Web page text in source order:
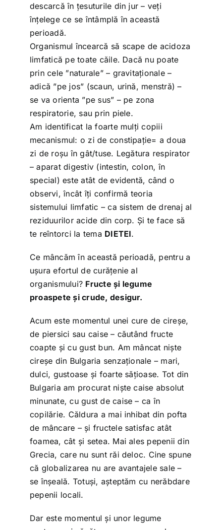
descarcă în țesuturile din jur – veți
înțelege ce se întâmplă în această
perioadă.
Organismul încearcă să scape de acidoza
limfatică pe toate căile. Dacă nu poate
prin cele ”naturale” – gravitaționale –
adică ”pe jos” (scaun, urină, menstră) –
se va orienta ”pe sus” – pe zona
respiratorie, sau prin piele.
Am identificat la foarte mulți copiii
mecanismul: o zi de constipație= a doua
zi de roșu în gât/tuse. Legătura respirator
– aparat digestiv (intestin, colon, în
special) este atât de evidentă, când o
observi, încât îți confirmă teoria
sistemului limfatic – ca sistem de drenaj al
reziduurilor acide din corp. Și te face să
te reîntorci la tema DIETEI.
Ce mâncăm în această perioadă, pentru a
ușura efortul de curățenie al
organismului? Fructe și legume
proaspete și crude, desigur.
Acum este momentul unei cure de cireșe,
de piersici sau caise – căutând fructe
coapte și cu gust bun. Am mâncat niște
cireșe din Bulgaria senzaționale – mari,
dulci, gustoase și foarte sățioase. Tot din
Bulgaria am procurat niște caise absolut
minunate, cu gust de caise – ca în
copilărie. Căldura a mai inhibat din pofta
de mâncare – și fructele satisfac atât
foamea, cât și setea. Mai ales pepenii din
Grecia, care nu sunt răi deloc. Cine spune
că globalizarea nu are avantajele sale –
se înșeală. Totuși, așteptăm cu nerăbdare
pepenii locali.
Dar este momentul și unor legume